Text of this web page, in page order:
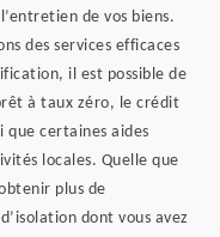
de vos biens.
des services efficaces
il est possible de
à taux zéro, le crédit
certaines aides
locales. Quelle que
plus de
dont vous avez